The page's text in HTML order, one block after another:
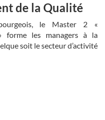
de la Qualité
le Master 2 «
forme les managers à la
soit le secteur d’activité